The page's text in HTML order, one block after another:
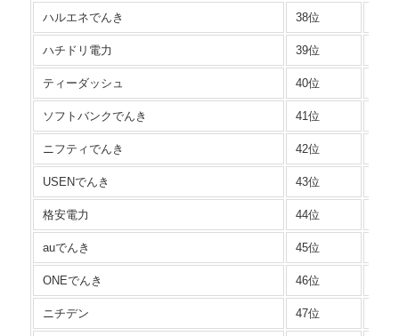
ハルエネでんき 38位
ハチドリ電力 39位
ティーダッシュ 40位
ソフトバンクでんき 41位
ニフティでんき 42位
USENでんき 43位
格安電力 44位
auでんき 45位
ONEでんき 46位
ニチデン 47位